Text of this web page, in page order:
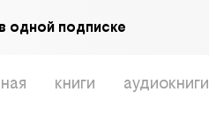
одной подписке
книги аудиокниги